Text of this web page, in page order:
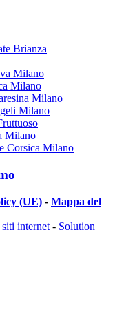
Brianza
Milano
Milano
Milano
Milano
Milano
Corsica Milano
(UE) - Mappa del
internet - Solution